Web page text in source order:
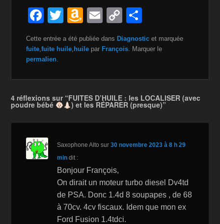
F
c
e
b
o
o
k
T
wi
tt
A
m
a
o
n
W
is
h
st
E
m
ail
C
o
p
Li
n
k
ar
ta
er
Cette entrée a été publiée dans Diagnostic et marquée
fuite,fuite huile, huile par François. Marquer le
permalien.
4 réflexions sur “FUITES D’HUILE : les LOCALISER (avec
poudre bébé ) et les RÉPARER (presque)”
Saxophone Alto sur30 novembre 2023 à 8 h 29
min dit :
Bonjour François,
On dirait un moteur turbo diesel Dv4td
de PSA. Donc 1.4d 8 soupapes , de 68
à 70cv. 4cv fiscaux. Idem que mon ex
Ford Fusion 1.4tdci.